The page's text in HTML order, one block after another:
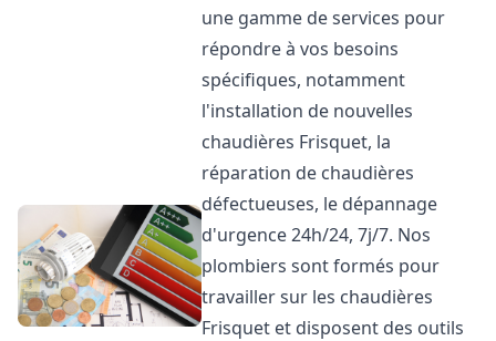
une gamme de services pour
répondre à vos besoins
spécifiques, notamment
l'installation de nouvelles
chaudières Frisquet, la
réparation de chaudières
défectueuses, le dépannage
d'urgence 24h/24, 7j/7. Nos
plombiers sont formés pour
travailler sur les chaudières
Frisquet et disposent des outils